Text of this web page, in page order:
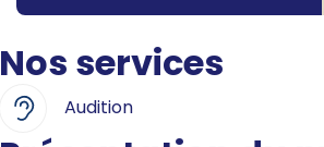
Nos services
Audition